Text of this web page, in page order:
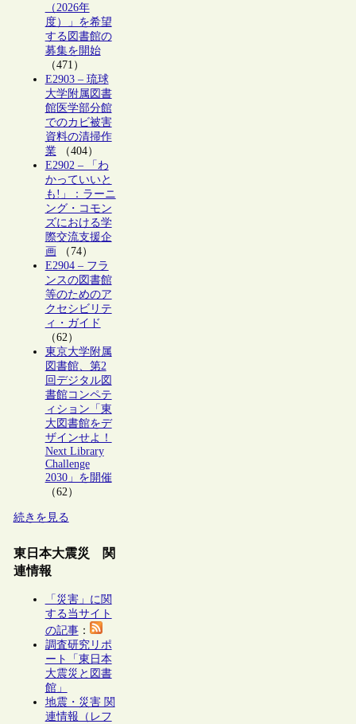
（2026年
度）」を希望
する図書館の
募集を開始
（471）
E2903 – 琉球
大学附属図書
館医学部分館
でのカビ被害
資料の清掃作
業（404）
E2902 – 「わ
かっていいと
も!」：ラーニ
ング・コモン
ズにおける学
際交流支援企
画（74）
E2904 – フラ
ンスの図書館
等のためのア
クセシビリテ
ィ・ガイド
（62）
東京大学附属
図書館、第2
回デジタル図
書館コンペテ
ィション「東
大図書館をデ
ザインせよ！
Next Library
Challenge
2030」を開催
（62）
続きを見る
東日本大震災 関
連情報
「災害」に関
する当サイト
の記事：
調査研究リポ
ート「東日本
大震災と図書
館」
地震・災害 関
連情報（レフ